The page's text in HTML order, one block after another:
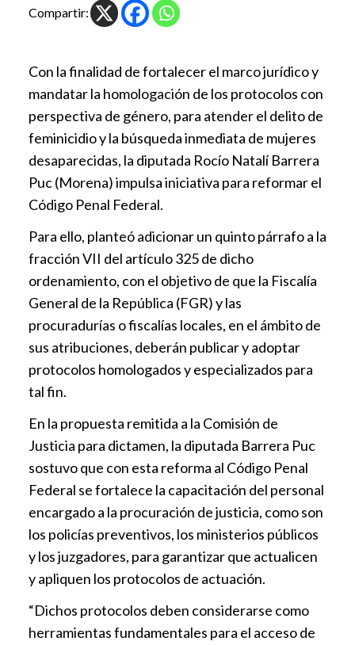
Compartir:
Con la finalidad de fortalecer el marco jurídico y
mandatar la homologación de los protocolos con
perspectiva de género, para atender el delito de
feminicidio y la búsqueda inmediata de mujeres
desaparecidas, la diputada Rocío Natalí Barrera
Puc (Morena) impulsa iniciativa para reformar el
Código Penal Federal.
Para ello, planteó adicionar un quinto párrafo a la
fracción VII del artículo 325 de dicho
ordenamiento, con el objetivo de que la Fiscalía
General de la República (FGR) y las
procuradurías o fiscalías locales, en el ámbito de
sus atribuciones, deberán publicar y adoptar
protocolos homologados y especializados para
tal fin.
En la propuesta remitida a la Comisión de
Justicia para dictamen, la diputada Barrera Puc
sostuvo que con esta reforma al Código Penal
Federal se fortalece la capacitación del personal
encargado a la procuración de justicia, como son
los policías preventivos, los ministerios públicos
y los juzgadores, para garantizar que actualicen
y apliquen los protocolos de actuación.
“Dichos protocolos deben considerarse como
herramientas fundamentales para el acceso de